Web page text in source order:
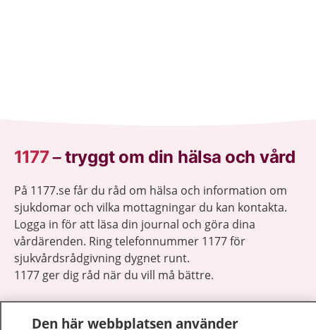
1177–tryggt om din hälsa och vård
På 1177.se får du råd om hälsa och information om
sjukdomar och vilka mottagningar du kan kontakta.
Logga in för att läsa din journal och göra dina
vårdärenden. Ring telefonnummer 1177 för
sjukvårdsrådgivning dygnet runt.
1177 ger dig råd när du vill må bättre.
Den här webbplatsen använder